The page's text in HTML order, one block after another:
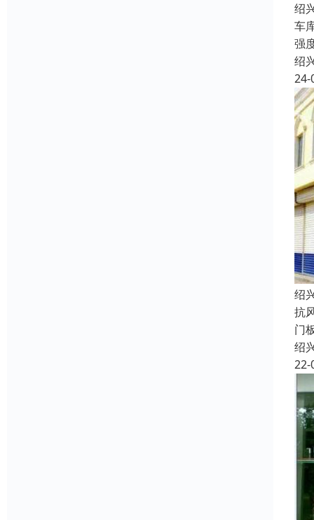
绍
车
强
绍
24-
绍
抗
门
绍
22-